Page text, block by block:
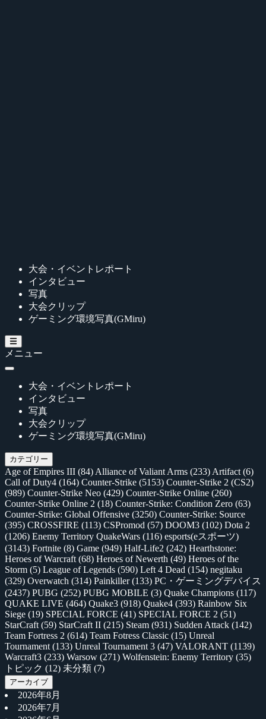
大会・イベントレポート
インタビュー
写真
大会クリップ
ゲーミング環境写真(GMiru)
メニュー
大会・イベントレポート
インタビュー
写真
大会クリップ
ゲーミング環境写真(GMiru)
カテゴリー
Age of Empires III (84) Alliance of Valiant Arms (233) Artifact (6)
Call of Duty4 (164) Counter-Strike (5153) Counter-Strike 2 (CS2)
(989) Counter-Strike Neo (429) Counter-Strike Online (260)
Counter-Strike Online 2 (18) Counter-Strike: Condition Zero (63)
Counter-Strike: Global Offensive (3250) Counter-Strike: Source
(395) CROSSFIRE (113) CSPromod (57) DOOM3 (102) Dota 2
(1206) Enemy Territory QuakeWars (116) esports(eスポーツ)
(3143) Fortnite (8) Game (949) Half-Life2 (242) Hearthstone:
Heroes of Warcraft (68) Heroes of Newerth (49) Heroes of the
Storm (5) League of Legends (590) Left 4 Dead (154) negitaku
(329) Overwatch (314) Painkiller(133) PC・ゲーミングデバイス
(2437) PUBG (252) PUBG MOBILE (3) Quake Champions (117)
QUAKE LIVE (464) Quake3 (918) Quake4 (393) Rainbow Six
Siege (19) SPECIAL FORCE (41) SPECIAL FORCE 2 (51)
StarCraft (59) StarCraft II (215) Steam (931) Sudden Attack (142)
Team Fortress 2 (614) Team Fotress Classic (15) Unreal
Tournament (133) Unreal Tournament 3 (47) VALORANT (1139)
Warcraft3 (233) Warsow (271) Wolfenstein: Enemy Territory (35)
トピック (12) 未分類 (7)
アーカイブ
2026年8月
2026年7月